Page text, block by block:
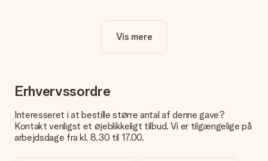
Er personalisering inkluderet i prisen?
Prisen der vises på hjemmesiden omfatter personliggørelse
Hvordan ved jeg, om mit billede har den rigtige kvalitet?
Vi vil være sikre på, at du er helt tilfreds med din gave. Derfor
om kvaliteten af dit billede, kan du kontakte vores
kundeservice og vedlægge dit foto sammen med den gave,
du er interesseret i at bestille. Så kan de tjekke kvaliteten for
Vis mere
Erhvervssordre
Interesseret i at bestille større antal af denne gave?
Kontakt venligst et øjeblikkeligt tilbud. Vi er tilgængelige på
arbejdsdage fra kl. 8.30 til 17.00.